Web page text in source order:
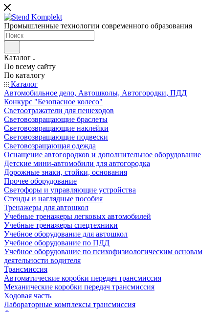
Промышленные технологии современного образования
Каталог
По всему сайту
По каталогу
Каталог
Автомобильное дело, Автошколы, Автогородки, ПДД
Конкурс "Безопасное колесо"
Светоотражатели для пешеходов
Световозвращающие браслеты
Световозвращающие наклейки
Световозвращающие подвески
Световозращающая одежда
Оснащение автогородков и дополнительное оборудование
Детские мини-автомобили для автогородка
Дорожные знаки, стойки, основания
Прочее оборудование
Светофоры и управляющие устройства
Стенды и наглядные пособия
Тренажеры для автошкол
Учебные тренажеры легковых автомобилей
Учебные тренажеры спецтехники
Учебное оборудование для автошкол
Учебное оборудование по ПДД
Учебное оборудование по психофизиологическим основам
деятельности водителя
Трансмиссия
Автоматические коробки передач трансмиссия
Механические коробки передач трансмиссия
Ходовая часть
Лабораторные комплексы трансмиссия